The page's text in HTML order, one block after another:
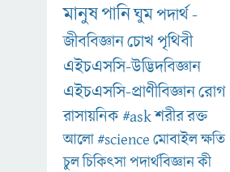
মানুষপানিঘুমপদার্থ-
জীববিজ্ঞানচোখপৃথিবী
এইচএসসি-উদ্ভিদবিজ্ঞান
এইচএসসি-প্রাণীবিজ্ঞানরোগ
রাসায়নিক#askশরীররক্ত
আলো#scienceমোবাইলক্ষতি
চুলচিকিৎসাপদার্থবিজ্ঞানকী